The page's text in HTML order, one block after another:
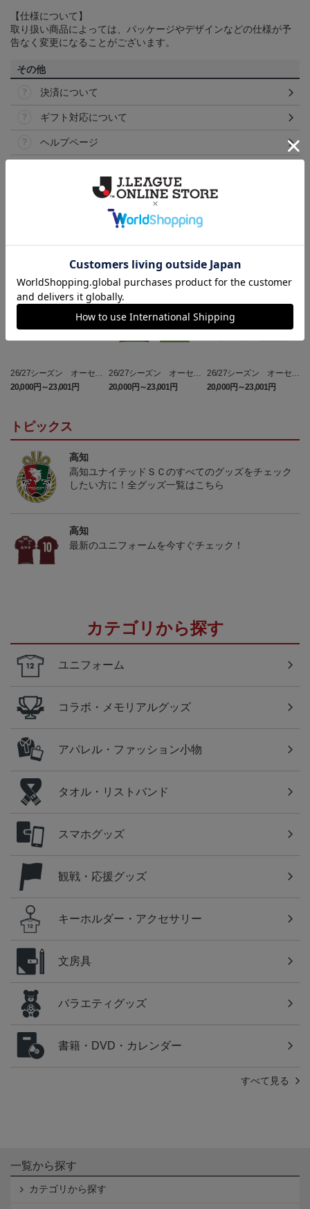
【仕様について】
取り扱い商品によっては、パッケージやデザインなどの仕様が予
告なく変更になることがございます。
その他
決済について
ギフト対応について
ヘルプページ
26/27シーズン オーセン
ティックユニフォーム
（FP1st）
20,000円～23,001円
26/27シーズン オーセン
ティックユニフォーム
（GK1st）
20,000円～23,001円
26/27シーズン オーセン
ティックユニフォーム
（FP2nd）
20,000円～23,001円
トピックス
高知
高知ユナイテッドＳＣのすべてのグッズをチェック
したい方に！全グッズ一覧はこちら
高知
最新のユニフォームを今すぐチェック！
カテゴリから探す
ユニフォーム
コラボ・メモリアルグッズ
アパレル・ファッション小物
タオル・リストバンド
スマホグッズ
観戦・応援グッズ
キーホルダー・アクセサリー
文房具
バラエティグッズ
書籍・DVD・カレンダー
すべて見る
一覧から探す
カテゴリから探す